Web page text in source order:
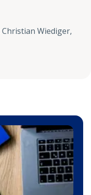
Christian Wiediger,